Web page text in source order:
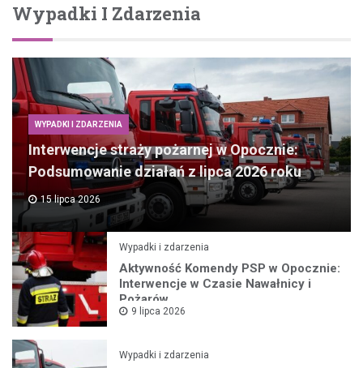
Wypadki I Zdarzenia
WYPADKI I ZDARZENIA
Interwencje straży pożarnej w Opocznie:
Podsumowanie działań z lipca 2026 roku
15 lipca 2026
Wypadki i zdarzenia
Aktywność Komendy PSP w Opocznie:
Interwencje w Czasie Nawałnicy i
Pożarów
9 lipca 2026
Wypadki i zdarzenia